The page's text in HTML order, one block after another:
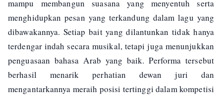
mampu membangun suasana yang menyentuh serta
menghidupkan pesan yang terkandung dalam lagu yang
dibawakannya. Setiap bait yang dilantunkan tidak hanya
terdengar indah secara musikal, tetapi juga menunjukkan
penguasaan bahasa Arab yang baik. Performa tersebut
berhasil menarik perhatian dewan juri dan
mengantarkannya meraih posisi tertinggi dalam kompetisi